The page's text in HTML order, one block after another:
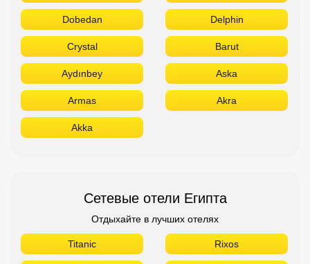
Dobedan Delphin
Crystal Barut
Aydınbey Aska
Armas Akra
Akka
Сетевые отели Египта
Отдыхайте в лучших отелях
Titanic Rixos